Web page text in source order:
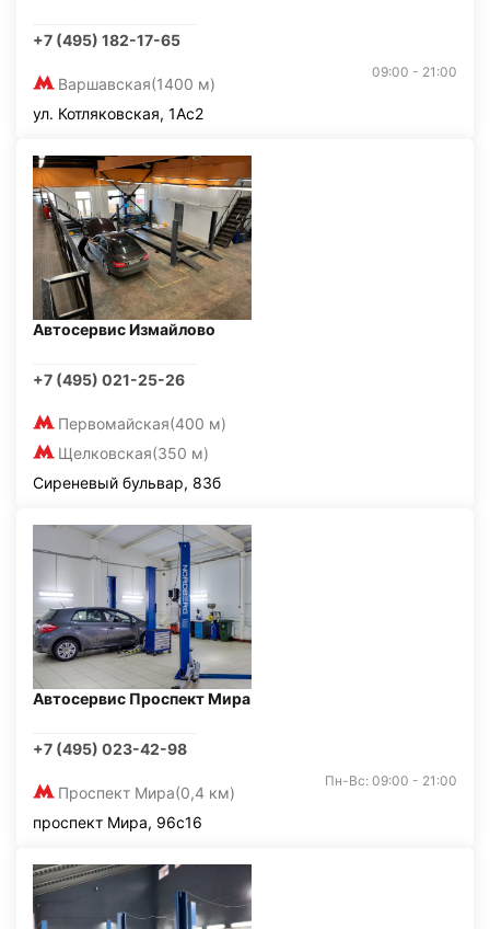
+7 (495) 182-17-65
Варшавская(1400 м)
09:00 - 21:00
ул. Котляковская, 1Ас2
Автосервис Измайлово
+7 (495) 021-25-26
Первомайская(400 м)
Щелковская(350 м)
Сиреневый бульвар, 83б
Автосервис Проспект Мира
+7 (495) 023-42-98
Проспект Мира(0,4 км)
Пн-Вс: 09:00 - 21:00
проспект Мира, 96с16